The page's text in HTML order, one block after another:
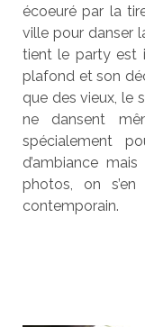
écoeuré par la
ville pour danser
tient le party est
plafond et son
que des vieux, le
ne dansent
spécialement
d’ambiance
photos, on
contemporain.